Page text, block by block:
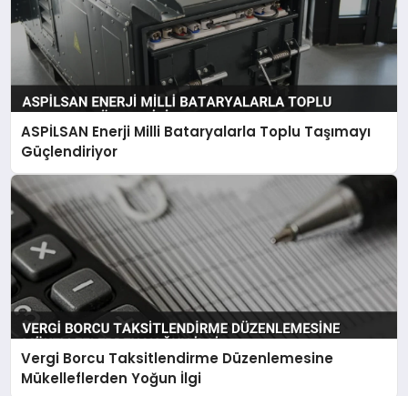
ASPİLSAN Enerji Milli Bataryalarla Toplu Taşımayı
Güçlendiriyor
Vergi Borcu Taksitlendirme Düzenlemesine
Mükelleflerden Yoğun İlgi